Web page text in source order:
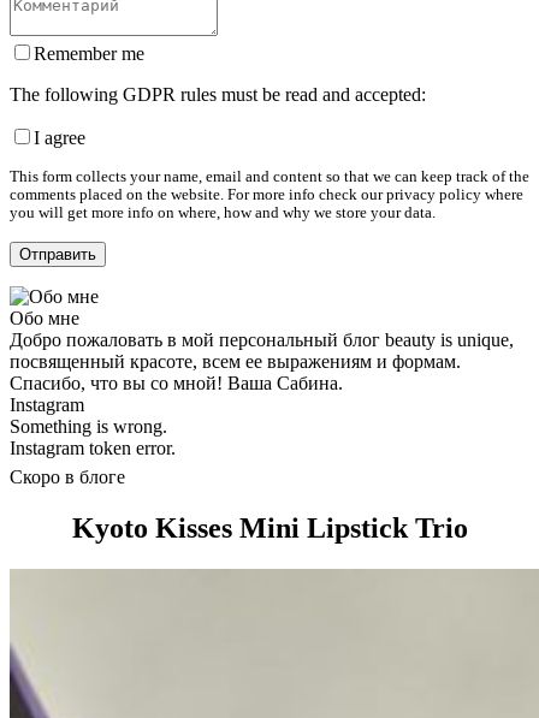
Remember me
The following GDPR rules must be read and accepted:
I agree
This form collects your name, email and content so that we can keep track of the
comments placed on the website. For more info check our privacy policy where
you will get more info on where, how and why we store your data.
Обо мне
Добро пожаловать в мой персональный блог beauty is unique,
посвященный красоте, всем ее выражениям и формам.
Спасибо, что вы со мной! Ваша Сабина.
Instagram
Something is wrong.
Instagram token error.
Скоро в блоге
Kyoto Kisses Mini Lipstick Trio